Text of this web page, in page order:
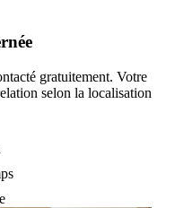
gratuitement. Votre
selon la localisation